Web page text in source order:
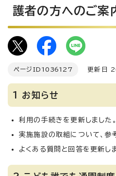
護者の方へのご案
ページID 1036127 更新日
1 お知らせ
利用の手続きを更新しました。
実施施設の取組について、参
よくある質問と回答を更新しま